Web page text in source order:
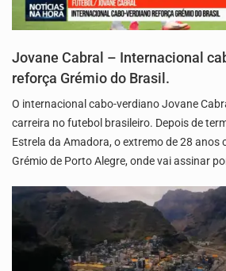
Jovane Cabral – Internacional
reforça Grémio do Brasil.
O internacional cabo-verdiano Jovane
carreira no futebol brasileiro. Depois de
Estrela da Amadora, o extremo de 28 anos
Grémio de Porto Alegre, onde vai assinar